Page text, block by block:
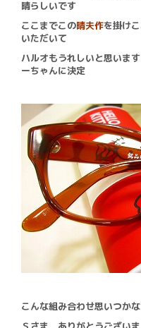
晴らしいです
ここまでこの晴夫作を掛け
いただいて
ハルオもうれしいと思いま
ーちゃんに決定
こんな組み合わせ思いつか